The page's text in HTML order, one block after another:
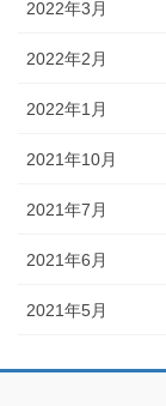
2022年3月
2022年2月
2022年1月
2021年10月
2021年7月
2021年6月
2021年5月